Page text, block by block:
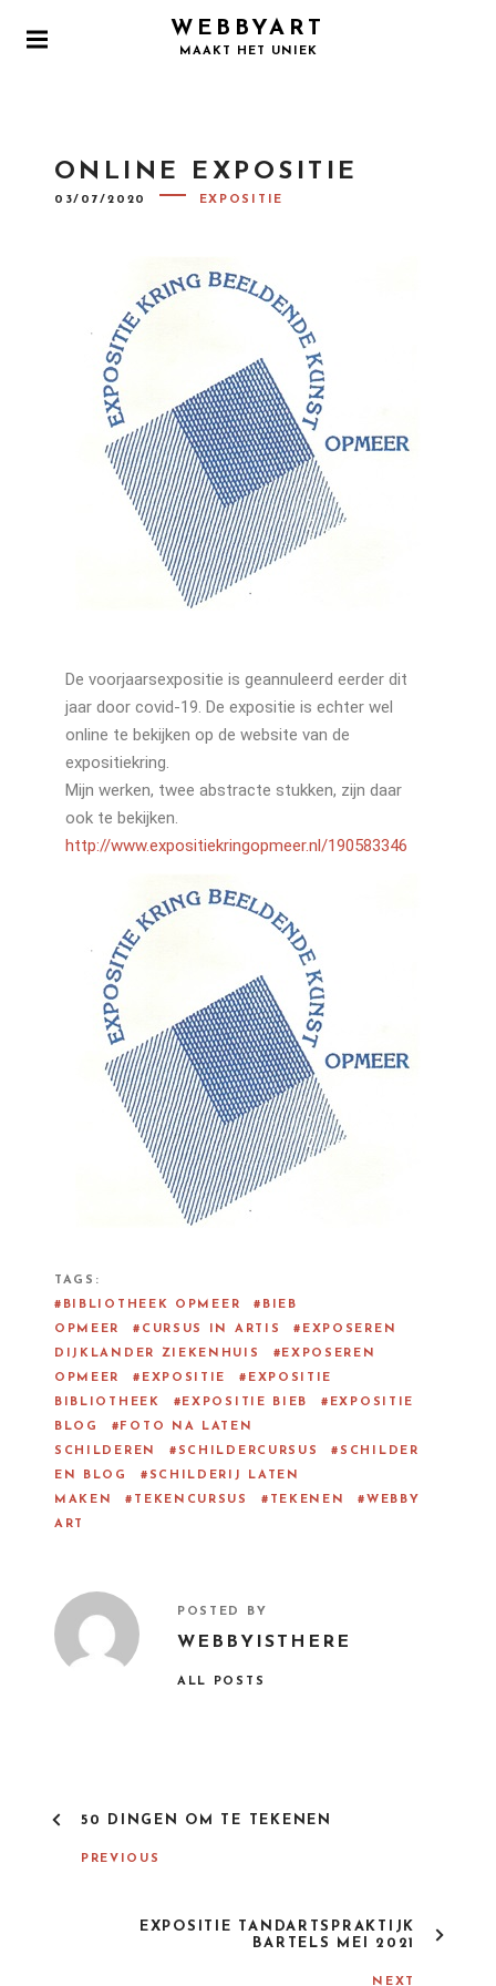
WEBBYART
MAAKT HET UNIEK
ONLINE EXPOSITIE
03/07/2020 EXPOSITIE
De voorjaarsexpositie is geannuleerd eerder dit
jaar door covid-19. De expositie is echter wel
online te bekijken op de website van de
expositiekring.
Mijn werken, twee abstracte stukken, zijn daar
ook te bekijken.
http://www.expositiekringopmeer.nl/190583346
TAGS
BIBLIOTHEEK OPMEER
BIEB
OPMEER
CURSUS IN ARTIS
EXPOSEREN
DIJKLANDER ZIEKENHUIS
EXPOSEREN
OPMEER
EXPOSITIE
EXPOSITIE
BIBLIOTHEEK
EXPOSITIE BIEB
EXPOSITIE
BLOG
FOTO NA LATEN
SCHILDEREN
SCHILDERCURSUS
SCHILDER
EN BLOG
SCHILDERIJ LATEN
MAKEN
TEKENCURSUS TEKENEN
WEBBY
ART
POSTED BY
WEBBYISTHERE
ALL POSTS
50 DINGEN OM TE TEKENEN
PREVIOUS
EXPOSITIE TANDARTSPRAKTIJK
BARTELS MEI 2021
NEXT